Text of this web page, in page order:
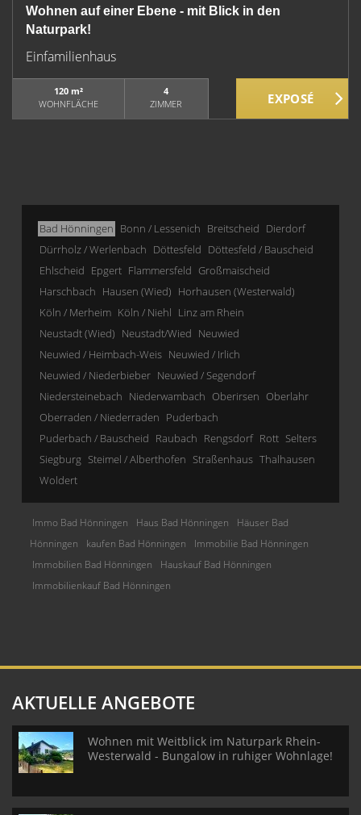
Wohnen auf einer Ebene - mit Blick in den
Naturpark!
Einfamilienhaus
120 m²
WOHNFLÄCHE
4
ZIMMER
Bad Hönningen Bonn / Lessenich Breitscheid Dierdorf
Dürrholz / Werlenbach Döttesfeld Döttesfeld / Bauscheid
Ehlscheid Epgert Flammersfeld Großmaischeid
Harschbach Hausen (Wied) Horhausen (Westerwald)
Köln / Merheim Köln / Niehl Linz am Rhein
Neustadt (Wied) Neustadt/Wied Neuwied
Neuwied / Heimbach-Weis Neuwied / Irlich
Neuwied / Niederbieber Neuwied / Segendorf
Niedersteinebach Niederwambach Oberirsen Oberlahr
Oberraden / Niederraden Puderbach
Puderbach / Bauscheid Raubach Rengsdorf Rott Selters
Siegburg Steimel / Alberthofen Straßenhaus Thalhausen
Woldert
Immo Bad Hönningen Haus Bad Hönningen
Häuser Bad
Hönningen
kaufen Bad Hönningen
Immobilie Bad Hönningen
Immobilien Bad Hönningen
Hauskauf Bad Hönningen
Immobilienkauf Bad Hönningen
AKTUELLE ANGEBOTE
Wohnen mit Weitblick im Naturpark Rhein-
Westerwald - Bungalow in ruhiger Wohnlage!